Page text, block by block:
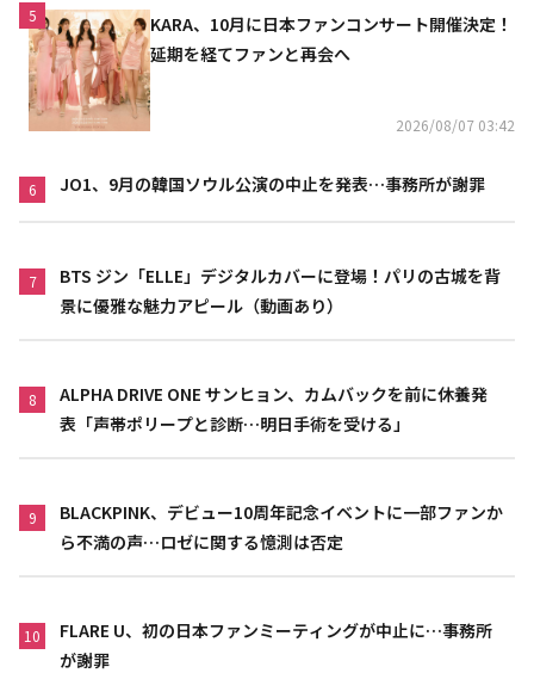
5
KARA、10月に日本ファンコンサート開催決定！
延期を経てファンと再会へ
2026/08/07 03:42
6 JO1、9月の韓国ソウル公演の中止を発表…事務所が謝罪
7
BTS ジン「ELLE」デジタルカバーに登場！パリの古城を背
景に優雅な魅力アピール（動画あり）
8
ALPHA DRIVE ONE サンヒョン、カムバックを前に休養発
表「声帯ポリープと診断…明日手術を受ける」
9
BLACKPINK、デビュー10周年記念イベントに一部ファンか
ら不満の声…ロゼに関する憶測は否定
10
FLARE U、初の日本ファンミーティングが中止に…事務所
が謝罪